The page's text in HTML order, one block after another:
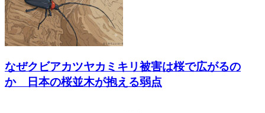
なぜクビアカツヤカミキリ被害は桜で広がるの
か 日本の桜並木が抱える弱点